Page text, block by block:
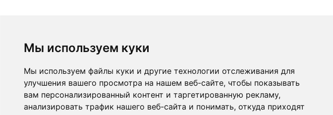
Мы используем куки
Мы используем файлы куки и другие технологии отслеживания для
улучшения вашего просмотра на нашем веб-сайте, чтобы показывать
вам персонализированный контент и таргетированную рекламу,
анализировать трафик нашего веб-сайта и понимать, откуда приходят